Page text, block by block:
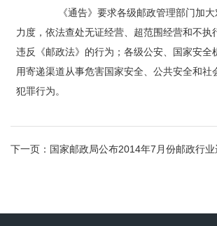
《通告》要求各级邮政管理部门加大
力度，依法查处无证经营、超范围经营和不执
违反《邮政法》的行为；各级公安、国家安全
用寄递渠道从事危害国家安全、公共安全和社
犯罪行为。
下一页： 国家邮政局公布2014年7月份邮政行